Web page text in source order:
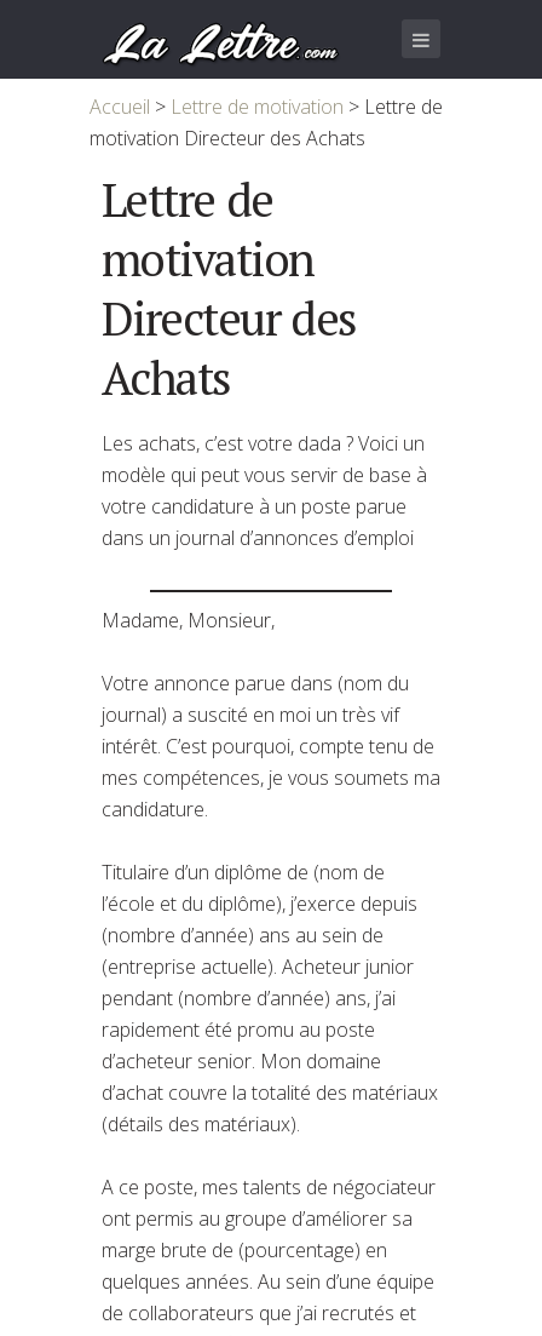
Accueil > Lettre de motivation > Lettre de
motivation Directeur des Achats
Lettre de
motivation
Directeur des
Achats
Les achats, c’est votre dada ? Voici un
modèle qui peut vous servir de base à
votre candidature à un poste parue
dans un journal d’annonces d’emploi
Madame, Monsieur,
Votre annonce parue dans (nom du
journal) a suscité en moi un très vif
intérêt. C’est pourquoi, compte tenu de
mes compétences, je vous soumets ma
candidature.
Titulaire d’un diplôme de (nom de
l’école et du diplôme), j’exerce depuis
(nombre d’année) ans au sein de
(entreprise actuelle). Acheteur junior
pendant (nombre d’année) ans, j’ai
rapidement été promu au poste
d’acheteur senior. Mon domaine
d’achat couvre la totalité des matériaux
(détails des matériaux).
A ce poste, mes talents de négociateur
ont permis au groupe d’améliorer sa
marge brute de (pourcentage) en
quelques années. Au sein d’une équipe
de collaborateurs que j’ai recrutés et